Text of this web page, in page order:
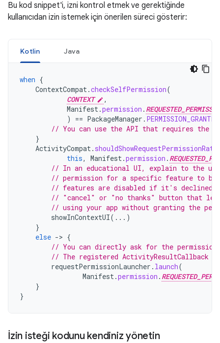
Bu kod snippet'i, izni kontrol etmek ve gerektiğinde
kullanıcıdan izin istemek için önerilen süreci gösterir:
Kotlin Java
when {
ContextCompat.checkSelfPermission(
CONTEXT
,
Manifest.permission .
)
== PackageManager . PERMISSION_GRANTED
// You can use the API that requires the
}
ActivityCompat.
this, Manifest.permission .
// In an educational UI, explain to the
// permission for a specific feature to
// features are disabled if it's
// "cancel" or "no thanks" button that
// using your app without granting the
showInContextUI(...)
}
else -> {
// You can directly ask for the
// The registered ActivityResultCallback
requestPermissionLauncher . launch(
Manifest.permission .
}
}
İzin isteği kodunu kendiniz yönetin